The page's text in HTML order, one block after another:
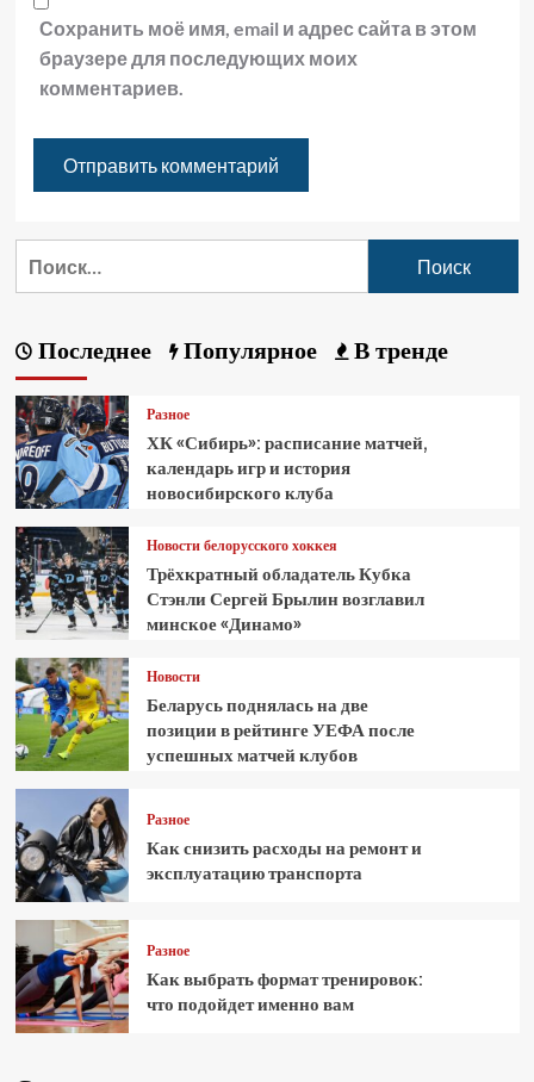
Сохранить моё имя, email и адрес сайта в этом
браузере для последующих моих
комментариев.
Последнее Популярное В тренде
Разное
ХК «Сибирь»: расписание матчей,
календарь игр и история
новосибирского клуба
Новости белорусского хоккея
Трёхкратный обладатель Кубка
Стэнли Сергей Брылин возглавил
минское «Динамо»
Новости
Беларусь поднялась на две
позиции в рейтинге УЕФА после
успешных матчей клубов
Разное
Как снизить расходы на ремонт и
эксплуатацию транспорта
Разное
Как выбрать формат тренировок:
что подойдет именно вам